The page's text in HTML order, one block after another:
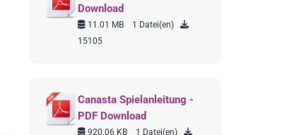
Download
11.01 MB
1 Datei(en)
15105
Canasta Spielanleitung -
PDF Download
920.06 KB
1 Datei(en)